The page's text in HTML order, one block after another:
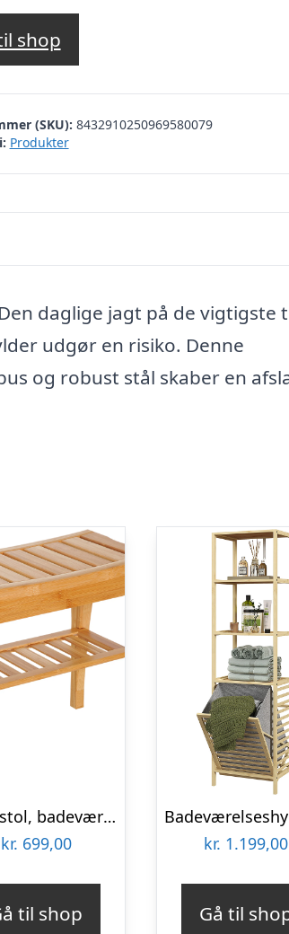
shop
(SKU): 8432910250969580079
Produkter
daglige jagt på de vigtigste
udgør en risiko. Denne
og robust stål skaber en
Brusestol, badeværelsesstol med hylde, brusesæde, brusestol, badeværelsesstol, badeværelseshylde, bambus, 47,5 x 26 x 44,5 cm, naturlig
kr. 699,00
til shop
kr. 1.199,00
Gå til